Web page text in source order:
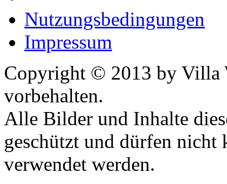
Nutzungsbedingungen
Impressum
Copyright © 2013 by Villa
vorbehalten.
Alle Bilder und Inhalte
geschützt und dürfen
verwendet werden.